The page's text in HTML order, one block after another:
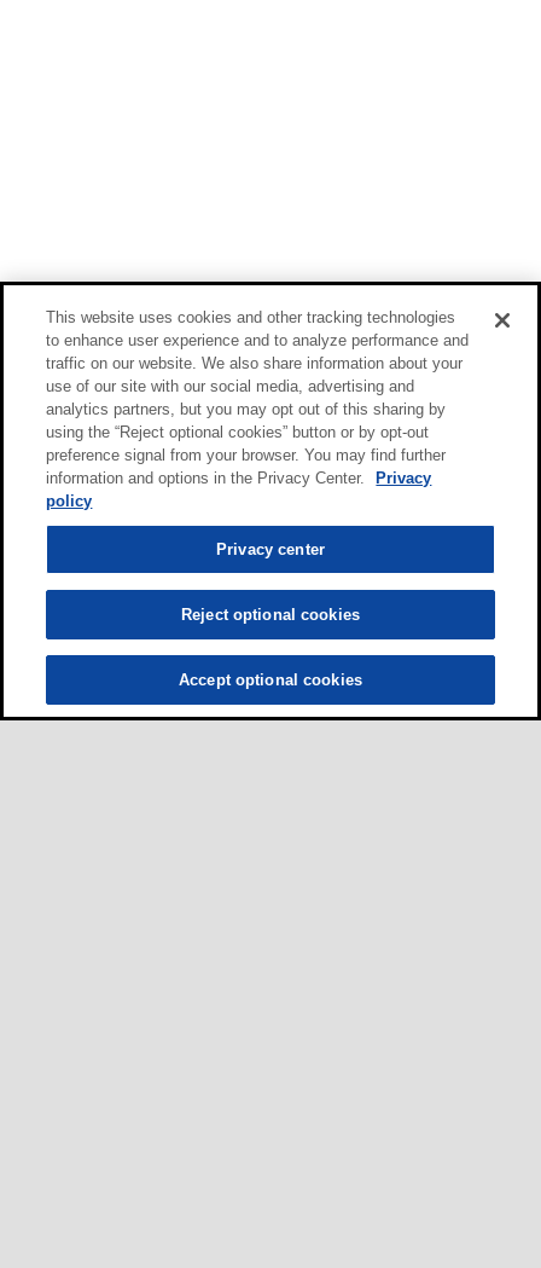
This website uses cookies and other tracking technologies
to enhance user experience and to analyze performance and
traffic on our website. We also share information about your
use of our site with our social media, advertising and
analytics partners, but you may opt out of this sharing by
using the “Reject optional cookies” button or by opt-out
preference signal from your browser. You may find further
information and options in the Privacy Center.
Privacy
policy
Privacy center
Reject optional cookies
Accept optional cookies